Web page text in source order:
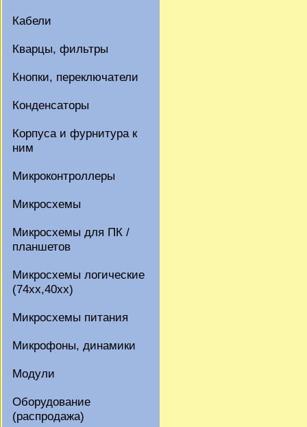
Кабели
Кварцы, фильтры
Кнопки, переключатели
Конденсаторы
Корпуса и фурнитура к
ним
Микроконтроллеры
Микросхемы
Микросхемы для ПК /
планшетов
Микросхемы логические
(74xx,40xx)
Микросхемы питания
Микрофоны, динамики
Модули
Оборудование
(распродажа)